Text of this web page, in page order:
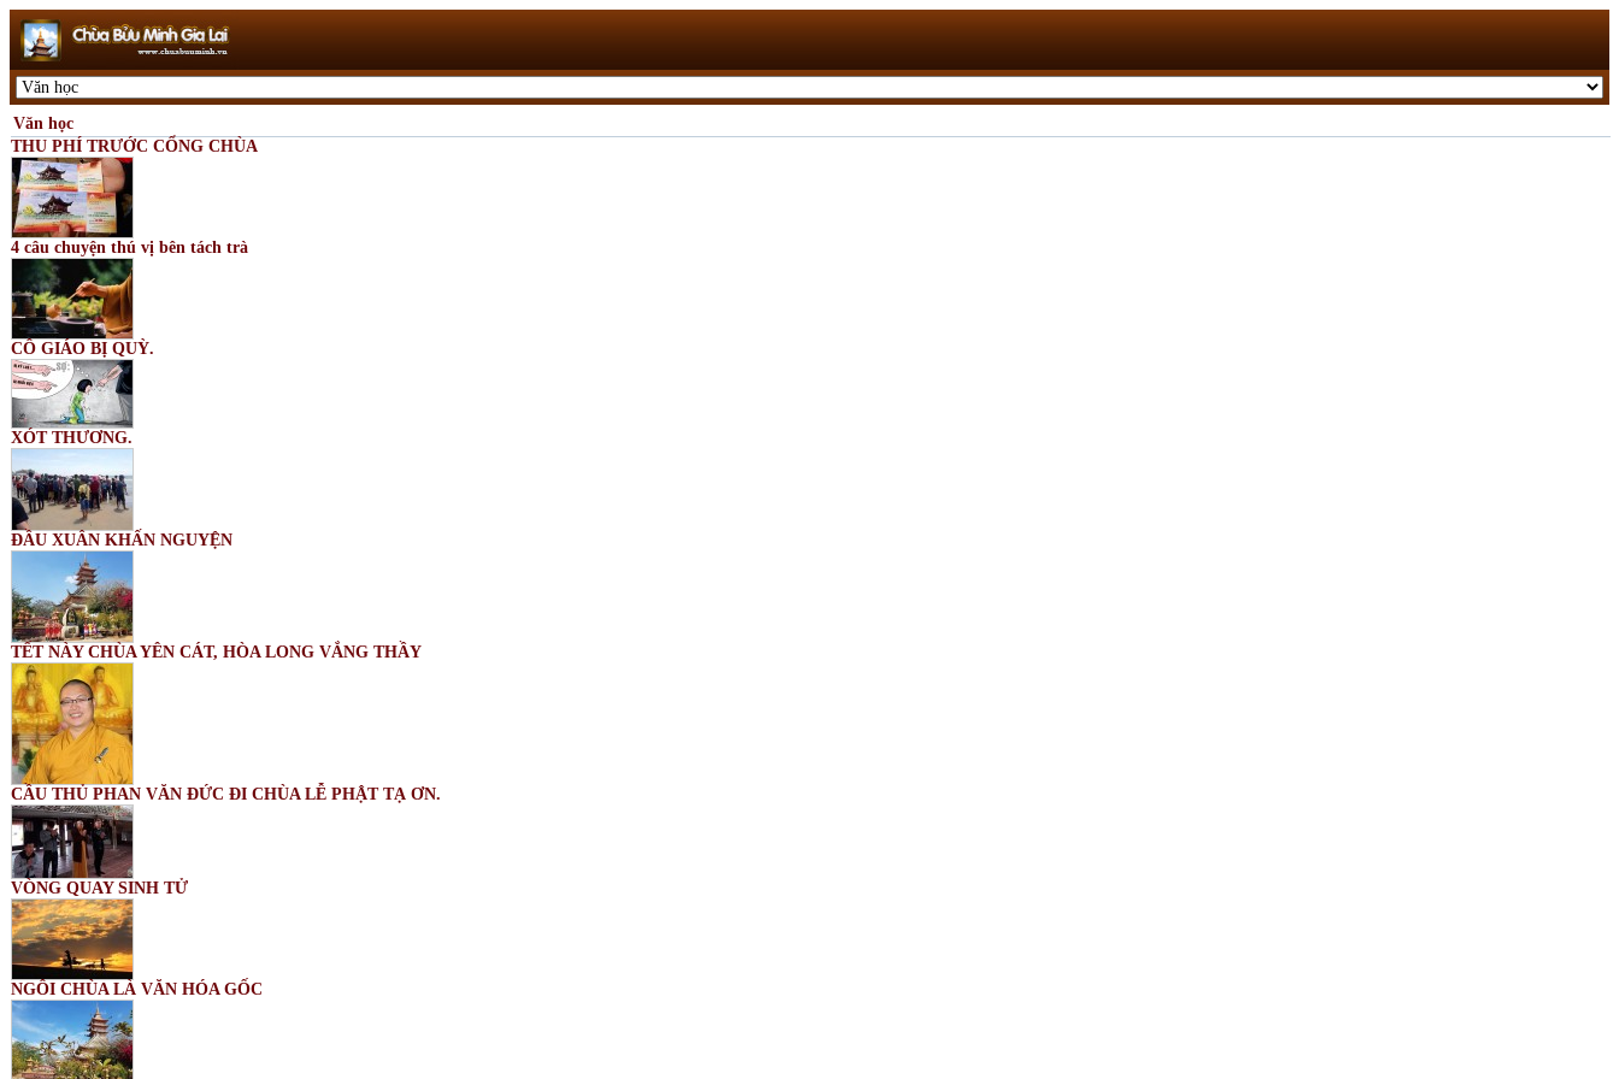
Văn học
THU PHÍ TRƯỚC CỔNG CHÙA
4 câu chuyện thú vị bên tách trà
CÔ GIÁO BỊ QUỲ.
XÓT THƯƠNG.
ĐẦU XUÂN KHẤN NGUYỆN
TẾT NÀY CHÙA YÊN CÁT, HÒA LONG VẮNG THẦY
CẦU THỦ PHAN VĂN ĐỨC ĐI CHÙA LỄ PHẬT TẠ ƠN.
VÒNG QUAY SINH TỬ
NGÔI CHÙA LÀ VĂN HÓA GỐC